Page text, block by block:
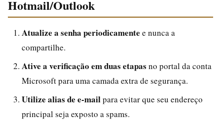
Hotmail/Outlook
Atualize a senha periodicamente e nunca a
compartilhe.
Ative a verificação em duas etapas no portal da conta
Microsoft para uma camada extra de segurança.
Utilize alias de e-mailpara evitar que seu endereço
principal seja exposto a spams.